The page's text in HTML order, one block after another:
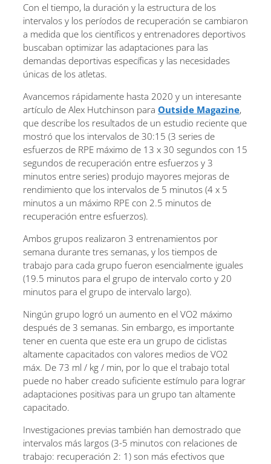
Con el tiempo, la duración y la estructura de los
intervalos y los períodos de recuperación se cambiaron
a medida que los científicos y entrenadores deportivos
buscaban optimizar las adaptaciones para las
demandas deportivas específicas y las necesidades
únicas de los atletas.
Avancemos rápidamente hasta 2020 y un interesante
artículo de Alex Hutchinson para Outside Magazine,
que describe los resultados de un estudio reciente que
mostró que los intervalos de 30:15 (3 series de
esfuerzos de RPE máximo de 13 x 30 segundos con 15
segundos de recuperación entre esfuerzos y 3
minutos entre series) produjo mayores mejoras de
rendimiento que los intervalos de 5 minutos (4 x 5
minutos a un máximo RPE con 2.5 minutos de
recuperación entre esfuerzos).
Ambos grupos realizaron 3 entrenamientos por
semana durante tres semanas, y los tiempos de
trabajo para cada grupo fueron esencialmente iguales
(19.5 minutos para el grupo de intervalo corto y 20
minutos para el grupo de intervalo largo).
Ningún grupo logró un aumento en el VO2 máximo
después de 3 semanas. Sin embargo, es importante
tener en cuenta que este era un grupo de ciclistas
altamente capacitados con valores medios de VO2
máx. De 73 ml / kg / min, por lo que el trabajo total
puede no haber creado suficiente estímulo para lograr
adaptaciones positivas para un grupo tan altamente
capacitado.
Investigaciones previas también han demostrado que
intervalos más largos (3-5 minutos con relaciones de
trabajo: recuperación 2: 1) son más efectivos que